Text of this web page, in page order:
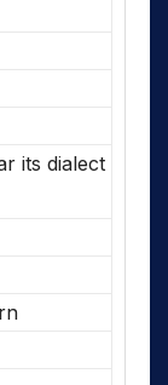
its dialect